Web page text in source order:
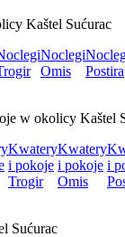
Kaštel Sućurac
Noclegi
Omis
Postira
w okolicy Kaštel
Kwatery
i pokoje
Trogir
Kwatery
i pokoje
Omis
i
Sućurac